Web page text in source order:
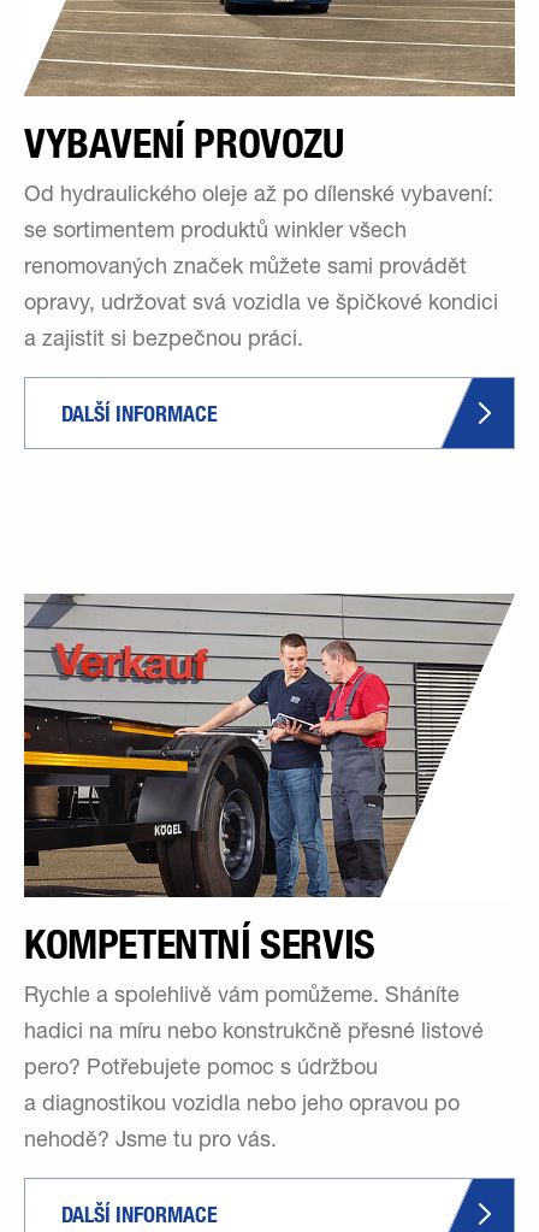
VYBAVENÍ PROVOZU
Od hydraulického oleje až po dílenské vybavení:
se sortimentem produktů winkler všech
renomovaných značek můžete sami provádět
opravy, udržovat svá vozidla ve špičkové kondici
a zajistit si bezpečnou práci.
DALŠÍ INFORMACE
KOMPETENTNÍ SERVIS
Rychle a spolehlivě vám pomůžeme. Sháníte
hadici na míru nebo konstrukčně přesné listové
pero? Potřebujete pomoc s údržbou
a diagnostikou vozidla nebo jeho opravou po
nehodě? Jsme tu pro vás.
DALŠÍ INFORMACE